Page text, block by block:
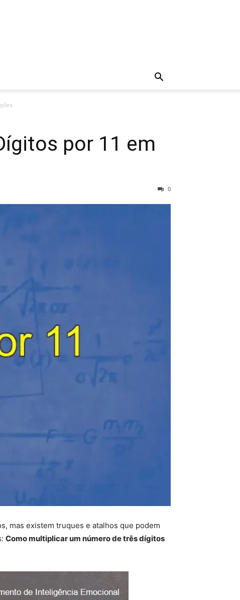
por 11 em
0
mas existem truques e atalhos que podem
Como multiplicar um número de três dígitos